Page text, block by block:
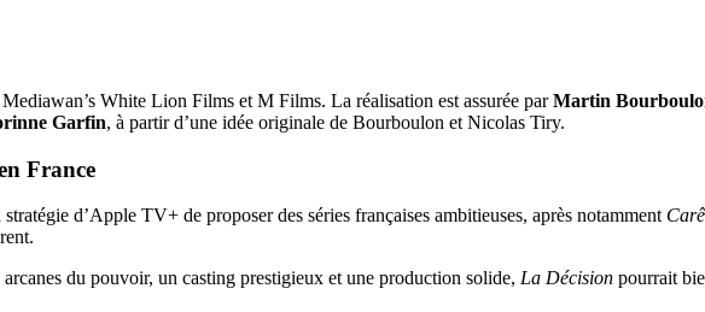
White Lion Films et M Films. La réalisation est assurée parMartin
Garfin, à partir d’une idée originale de Bourboulon et Nicolas Tiry.
France
d’Apple TV+ de proposer des séries françaises ambitieuses, après notamment
du pouvoir, un casting prestigieux et une production solide, La Décision pourrait